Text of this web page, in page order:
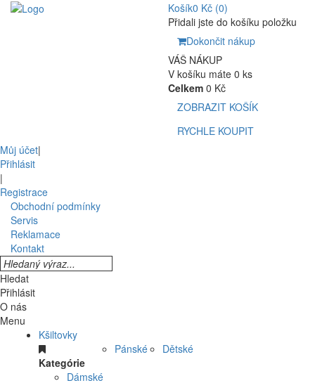
Košík0 Kč (0)
Přidali jste do košíku položku
Dokončit nákup
VÁŠ NÁKUP
V košíku máte 0 ks
Celkem 0 Kč
ZOBRAZIT KOŠÍK
RYCHLE KOUPIT
Můj účet|
Přihlásit
|
Registrace
Obchodní podmínky
Servis
Reklamace
Kontakt
Hledat
Přihlásit
O nás
Menu
Kšiltovky
Kategórie
Dámské
Pánské Dětské